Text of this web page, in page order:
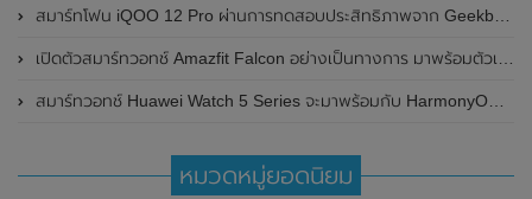
สมาร์ทโฟน iQOO 12 Pro ผ่านการทดสอบประสิทธิภาพจาก Geekbench และได้ผ่านรับรองจากหน่วยงาน 3C ของประเทศจีน แล้ว เตรียมเปิดตัวในวันที่ 7 พฤศจิกายน 2023 นี้
เปิดตัวสมาร์ทวอทช์ Amazfit Falcon อย่างเป็นทางการ มาพร้อมตัวเรือนไทเทเนียม , GPS แบบ Dual-band และมาตรฐานการกันน้ำ 20 ATM
สมาร์ทวอทช์ Huawei Watch 5 Series จะมาพร้อมกับ HarmonyOS NEXT และอาจไม่รองรับ Android แล้ว
หมวดหมู่ยอดนิยม